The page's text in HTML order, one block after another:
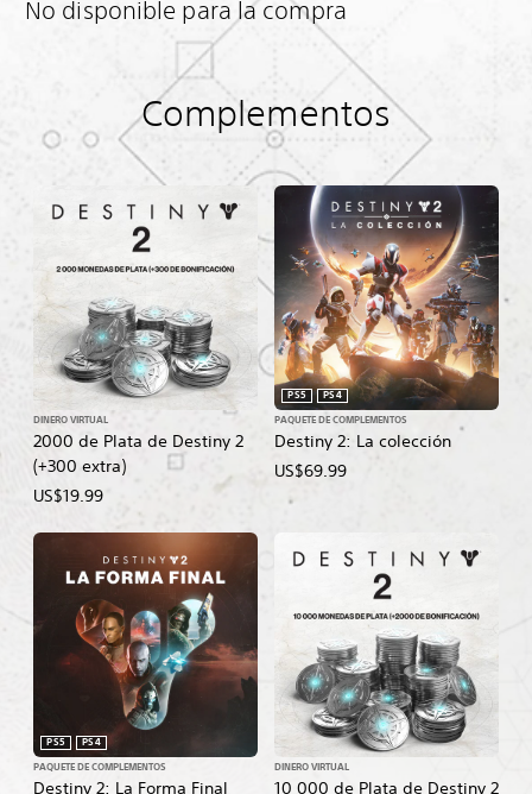
No disponible para la compra
Complementos
2000 de Plata de Destiny 2
(+300 extra)
DINERO VIRTUAL
US$19.99
Destiny 2: La colección
PS5
PS4
PAQUETE DE COMPLEMENTOS
US$69.99
Destiny 2: La Forma Final
PS5
PS4
PAQUETE DE COMPLEMENTOS
10 000 de Plata de Destiny 2
DINERO VIRTUAL